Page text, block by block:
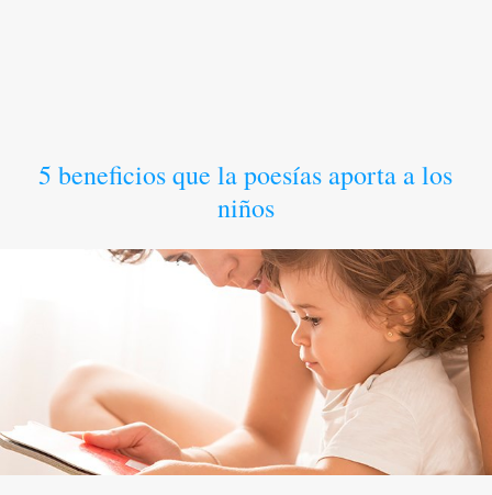
5 beneficios que la poesías aporta a los
niños